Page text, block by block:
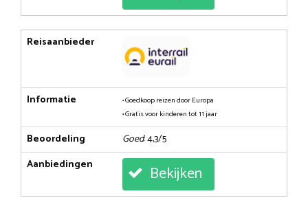
Reisaanbieder
Informatie
• Goedkoop reizen door Europa
• Gratis voor kinderen tot 11 jaar
Beoordeling Goed: 4,3/5
Aanbiedingen
Bekijken